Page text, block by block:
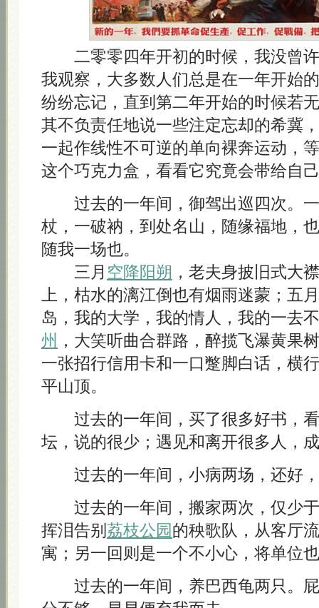
二零零四年开初的时候，我没曾许
我观察，大多数人们总是在一年开始
纷纷忘记，直到第二年开始的时候若
其不负责任地说一些注定忘却的希冀
一起作线性不可逆的单向裸奔运动，
这个巧克力盒，看看它究竟会带给自
过去的一年间，御驾出巡四次。
杖，一破衲，到处名山，随缘福地，
随我一场也。
三月 空降阳朔 ，老夫身披旧式大
上，枯水的漓江倒也有烟雨迷蒙；五月
岛，我的大学，我的情人，我的一去
州 ，大笑听曲合群路，醉揽飞瀑黄果
一张招行信用卡和一口蹩脚白话，横
平山顶。
过去的一年间，买了很多好书，看
坛，说的很少；遇见和离开很多人，
过去的一年间，小病两场，还好，
过去的一年间，搬家两次，仅少于
挥泪告别 荔枝公园的秧歌队，从客厅
寓；另一回则是一个不小心，将单位
过去的一年间，养巴西龟两只。屁